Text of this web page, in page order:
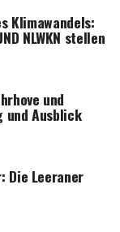
Kli­ma­wan­dels:
NLWKN stel­len
und
und Ausblick
Die Leera­ner